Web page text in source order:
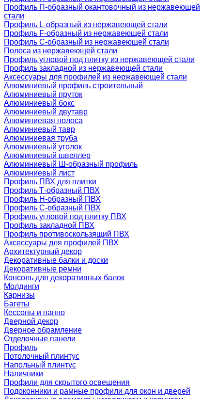
Профиль П-образный окантовочный из нержавеющей
стали
Профиль L-образный из нержавеющей стали
Профиль F-образный из нержавеющей стали
Профиль C-образный из нержавеющей стали
Полоса из нержавеющей стали
Профиль угловой под плитку из нержавеющей стали
Профиль закладной из нержавеющей стали
Аксессуары для профилей из нержавеющей стали
Алюминиевый профиль строительный
Алюминиевый пруток
Алюминиевый бокс
Алюминиевый двутавр
Алюминиевая полоса
Алюминиевый тавр
Алюминиевая труба
Алюминиевый уголок
Алюминиевый швеллер
Алюминиевый Ш-образный профиль
Алюминиевый лист
Профиль ПВХ для плитки
Профиль Т-образный ПВХ
Профиль H-образный ПВХ
Профиль C-образный ПВХ
Профиль угловой под плитку ПВХ
Профиль закладной ПВХ
Профиль противоскользящий ПВХ
Аксессуары для профилей ПВХ
Архитектурный декор
Декоративные балки и доски
Декоративные ремни
Консоль для декоративных балок
Молдинги
Карнизы
Багеты
Кессоны и панно
Дверной декор
Дверное обрамление
Отделочные панели
Профиль
Потолочный плинтус
Напольный плинтус
Наличники
Профили для скрытого освещения
Подоконники и рамные профили для окон и дверей